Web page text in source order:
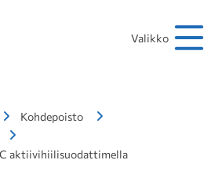
Valikko
Kohdepoisto
aktiivihiilisuodattimella